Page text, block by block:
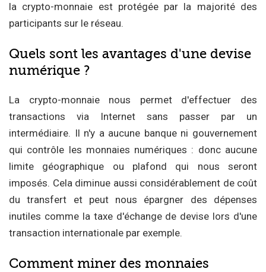
la crypto-monnaie est protégée par la majorité des
participants sur le réseau.
Quels sont les avantages d'une devise
numérique ?
La crypto-monnaie nous permet d'effectuer des
transactions via Internet sans passer par un
intermédiaire. Il n'y a aucune banque ni gouvernement
qui contrôle les monnaies numériques : donc aucune
limite géographique ou plafond qui nous seront
imposés. Cela diminue aussi considérablement de coût
du transfert et peut nous épargner des dépenses
inutiles comme la taxe d'échange de devise lors d'une
transaction internationale par exemple.
Comment miner des monnaies